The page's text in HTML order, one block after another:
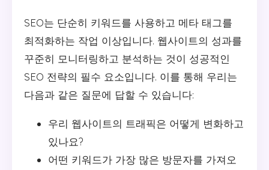
SEO는 단순히 키워드를 사용하고 메타 태그를
최적화하는 작업 이상입니다. 웹사이트의 성과를
꾸준히 모니터링하고 분석하는 것이 성공적인
SEO 전략의 필수 요소입니다. 이를 통해 우리는
다음과 같은 질문에 답할 수 있습니다:
우리 웹사이트의 트래픽은 어떻게 변화하고
있나요?
어떤 키워드가 가장 많은 방문자를 가져오